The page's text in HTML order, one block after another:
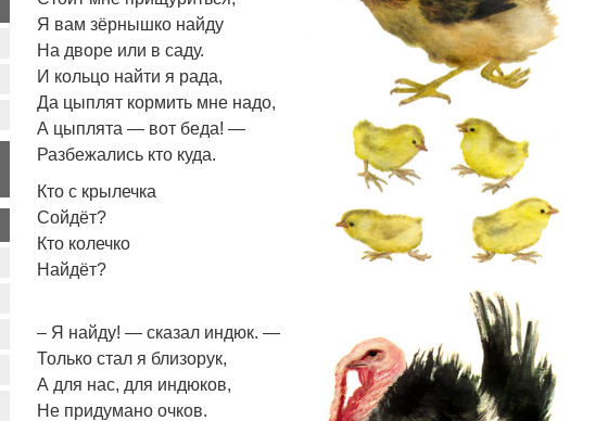
Я вам зёрнышко найду
На дворе или в саду.
И кольцо найти я рада,
Да цыплят кормить мне надо,
А цыплята — вот беда! —
Разбежались кто куда.
Кто с крылечка
Сойдёт?
Кто колечко
Найдёт?
– Я найду! — сказал индюк. —
Только стал я близорук,
А для нас, для индюков,
Не придумано очков.